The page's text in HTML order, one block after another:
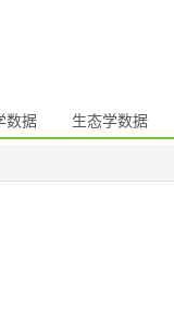
数据 生态学数据